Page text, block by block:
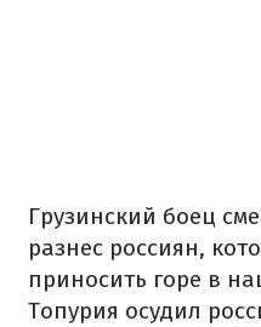
Грузинский боец
разнес россиян,
приносить горе в
Топурия осудил